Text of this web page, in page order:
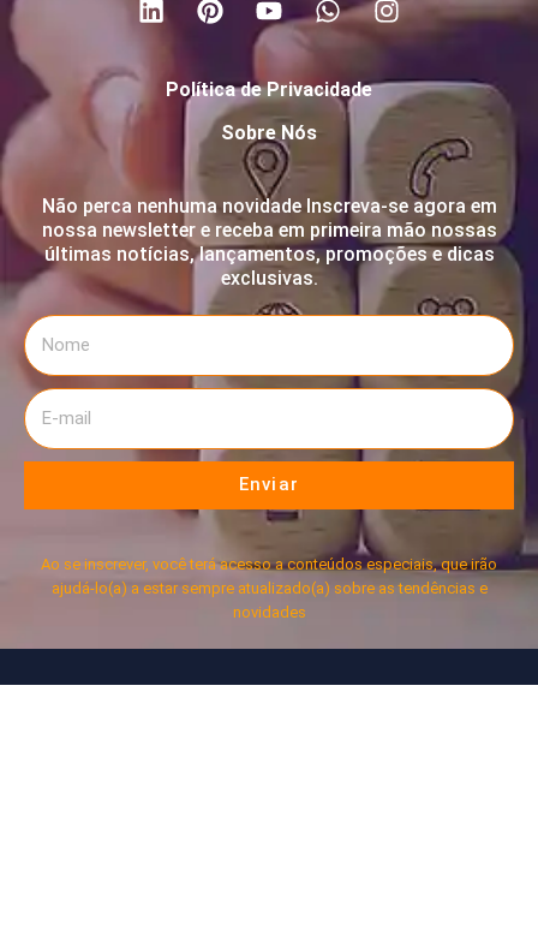
Política de Privacidade
Sobre Nós
Não perca nenhuma novidade Inscreva-se agora em
nossa newsletter e receba em primeira mão nossas
últimas notícias, lançamentos, promoções e dicas
exclusivas.
Enviar
Ao se inscrever, você terá acesso a conteúdos especiais, que irão
ajudá-lo(a) a estar sempre atualizado(a) sobre as tendências e
novidades